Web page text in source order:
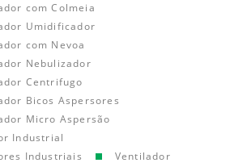
com Colmeia
Umidificador
com Nevoa
Nebulizador
Centrifugo
Bicos Aspersores
Micro Aspersão
Industrial
Industriais
Ventilador